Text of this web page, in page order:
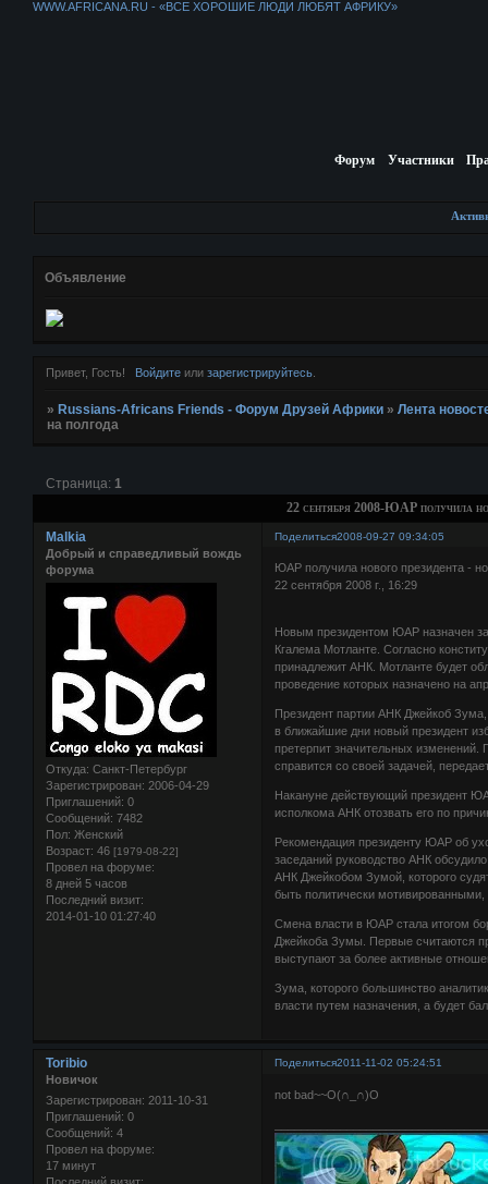
WWW.AFRICANA.RU - «ВСЕ ХОРОШИЕ ЛЮДИ ЛЮБЯТ АФРИКУ»
Форум Участники
Объявление
Привет, Гость! Войдитеили зарегистрируйтесь.
» Russians-Africans Friends - Форум Друзей Африки »Лента
на полгода
22 сентября 2008-ЮАР получила
Страница: 1
Поделиться2008-09-27 09:34:05
Malkia
Добрый и справедливый вождь
форума
Откуда: Санкт-Петербург
Зарегистрирован: 2006-04-29
Приглашений: 0
Сообщений: 7482
Пол: Женский
Возраст: 46 [1979-08-22]
Провел на форуме:
8 дней 5 часов
Последний визит:
2014-01-10 01:27:40
ЮАР получила нового президента -
22 сентября 2008 г., 16:29
Новым президентом ЮАР назначен
Кгалема Мотланте. Согласно
принадлежит АНК. Мотланте будет
проведение которых назначено на
Президент партии АНК Джейкоб
в ближайшие дни новый президент
претерпит значительных
справится со своей задачей,
Накануне действующий президент
исполкома АНК отозвать его по
Рекомендация президенту ЮАР об
заседаний руководство АНК
АНК Джейкобом Зумой, которого
быть политически
Смена власти в ЮАР стала итогом
Джейкоба Зумы. Первые считаются
выступают за более активные
Зума, которого большинство
власти путем назначения, а будет
Поделиться2011-11-02 05:24:51
Toribio
Новичок
Зарегистрирован: 2011-10-31
Приглашений: 0
Сообщений: 4
Провел на форуме:
17 минут
not bad~~O(∩_∩)O